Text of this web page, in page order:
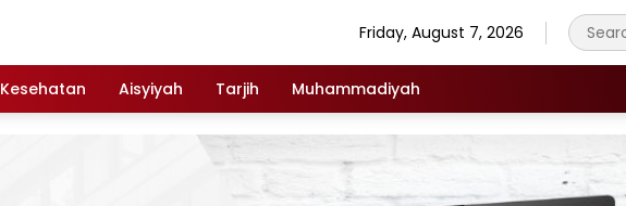
Friday, August 7, 2026
Kesehatan Aisyiyah Tarjih Muhammadiyah